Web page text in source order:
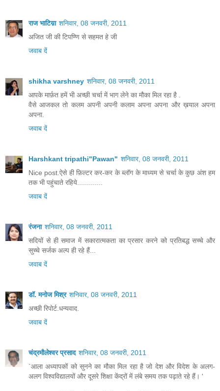
राज भाटिय़ा शनिवार, 08 जनवरी, 2011
अजित जी की टिपण्णि से सहमत हे जी
जवाब दें
shikha varshney शनिवार, 08 जनवरी, 2011
आपके मार्फ़त हमें भी अच्छी चर्चा में भाग लेने का मौका मिल रहा है .
वैसे आजकल तो कलम अपनी अपनी कलाम अपना अपना और ख़याल अपना
अपना.
जवाब दें
Harshkant tripathi"Pawan" शनिवार, 08 जनवरी, 2011
Nice post.ऐसे ही फ़िल्टर कर-कर के ब्लॉग के माध्यम से चर्चा के कुछ अंश हम
तक भी पहुंचाते रहिये.............
जवाब दें
रंजना शनिवार, 08 जनवरी, 2011
सदियों से ही समाज में सकारात्मकता का प्रसार करने को प्रतिबद्ध सच्चे और
सुच्चे सर्जक अल्प ही रहे हैं...
जवाब दें
डॉ. मनोज मिश्र शनिवार, 08 जनवरी, 2011
अच्छी रिपोर्ट.धन्यवाद.
जवाब दें
चंद्रमौलेश्वर प्रसाद शनिवार, 08 जनवरी, 2011
`आला अध्यापकों को सुनने का मौका मिल रहा है जो देश और विदेश के अलग-
अलग विश्वविद्यालयों और दूसरे शिक्षा केंद्रों में लंबे समय तक पढ़ाते रहे हैं। '